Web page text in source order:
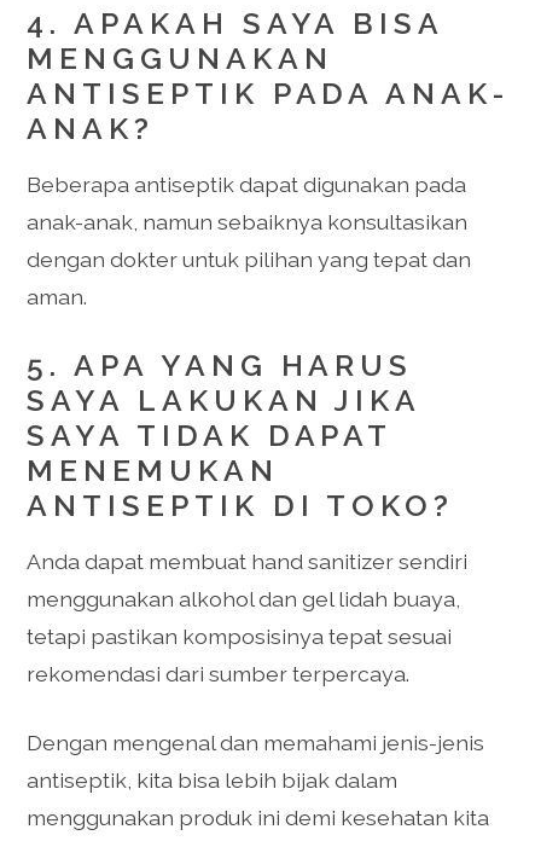
4. APAKAH SAYA BISA
MENGGUNAKAN
ANTISEPTIK PADA ANAK-
ANAK?
Beberapa antiseptik dapat digunakan pada
anak-anak, namun sebaiknya konsultasikan
dengan dokter untuk pilihan yang tepat dan
aman.
5. APA YANG HARUS
SAYA LAKUKAN JIKA
SAYA TIDAK DAPAT
MENEMUKAN
ANTISEPTIK DI TOKO?
Anda dapat membuat hand sanitizer sendiri
menggunakan alkohol dan gel lidah buaya,
tetapi pastikan komposisinya tepat sesuai
rekomendasi dari sumber terpercaya.
Dengan mengenal dan memahami jenis-jenis
antiseptik, kita bisa lebih bijak dalam
menggunakan produk ini demi kesehatan kita